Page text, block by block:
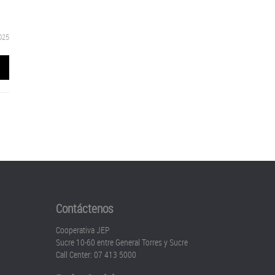
Contáctenos
Cooperativa JEP
Sucre 10-60 entre General Torres y Sucre
Call Center: 07 413 5000